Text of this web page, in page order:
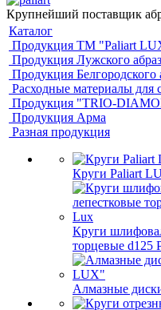
Крупнейший поставщик
Каталог
Продукция ТМ "Paliart
Продукция Лужского
Продукция Белгородского
Расходные материалы для
Продукция "TRIO-
Продукция Арма
Разная продукция
Круги Paliart
Круги
торцевые d125
Алмазные